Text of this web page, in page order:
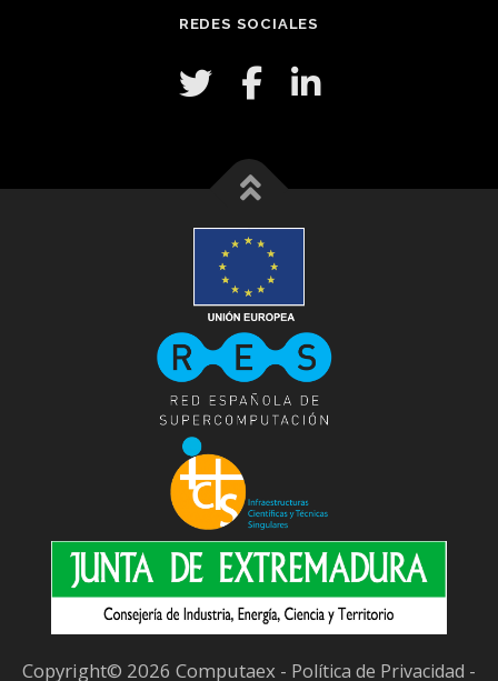
REDES SOCIALES
Copyright© 2026 Computaex - Política de Privacidad -